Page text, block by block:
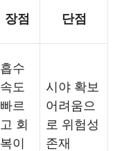
장점 단점
흡수
속도
빠르
고 회
복이
시야 확보
어려움으
로 위험성
존재